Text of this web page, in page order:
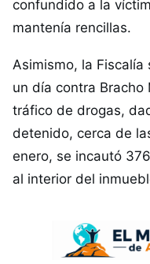
confundido a la
mantenía rencillas.
Asimismo, la
un día contra
tráfico de drogas,
detenido, cerca de
enero, se incautó
al interior del